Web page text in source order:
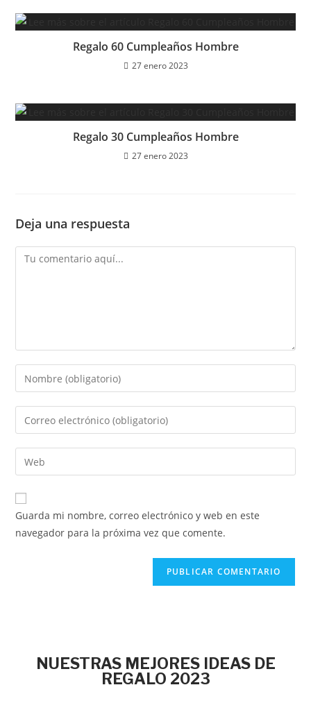
Regalo 60 Cumpleaños Hombre
27 enero 2023
Regalo 30 Cumpleaños Hombre
27 enero 2023
Deja una respuesta
Guarda mi nombre, correo electrónico y web en este
navegador para la próxima vez que comente.
NUESTRAS MEJORES IDEAS DE
REGALO 2023